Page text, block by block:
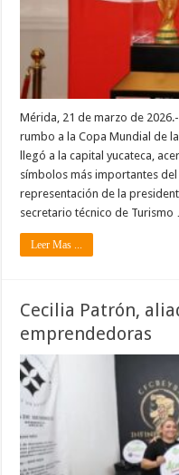
Mérida, 21 de marzo de
rumbo a la Copa Mundial de
llegó a la capital yucateca,
símbolos más importantes
representación de la
secretario técnico de
Leer Mas ...
Cecilia Patrón,
emprendedoras